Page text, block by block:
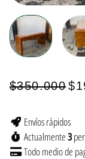
Precio
$350.000
Precio
ofertaEnvíos rápidos
Actualmente3
Todo mediode